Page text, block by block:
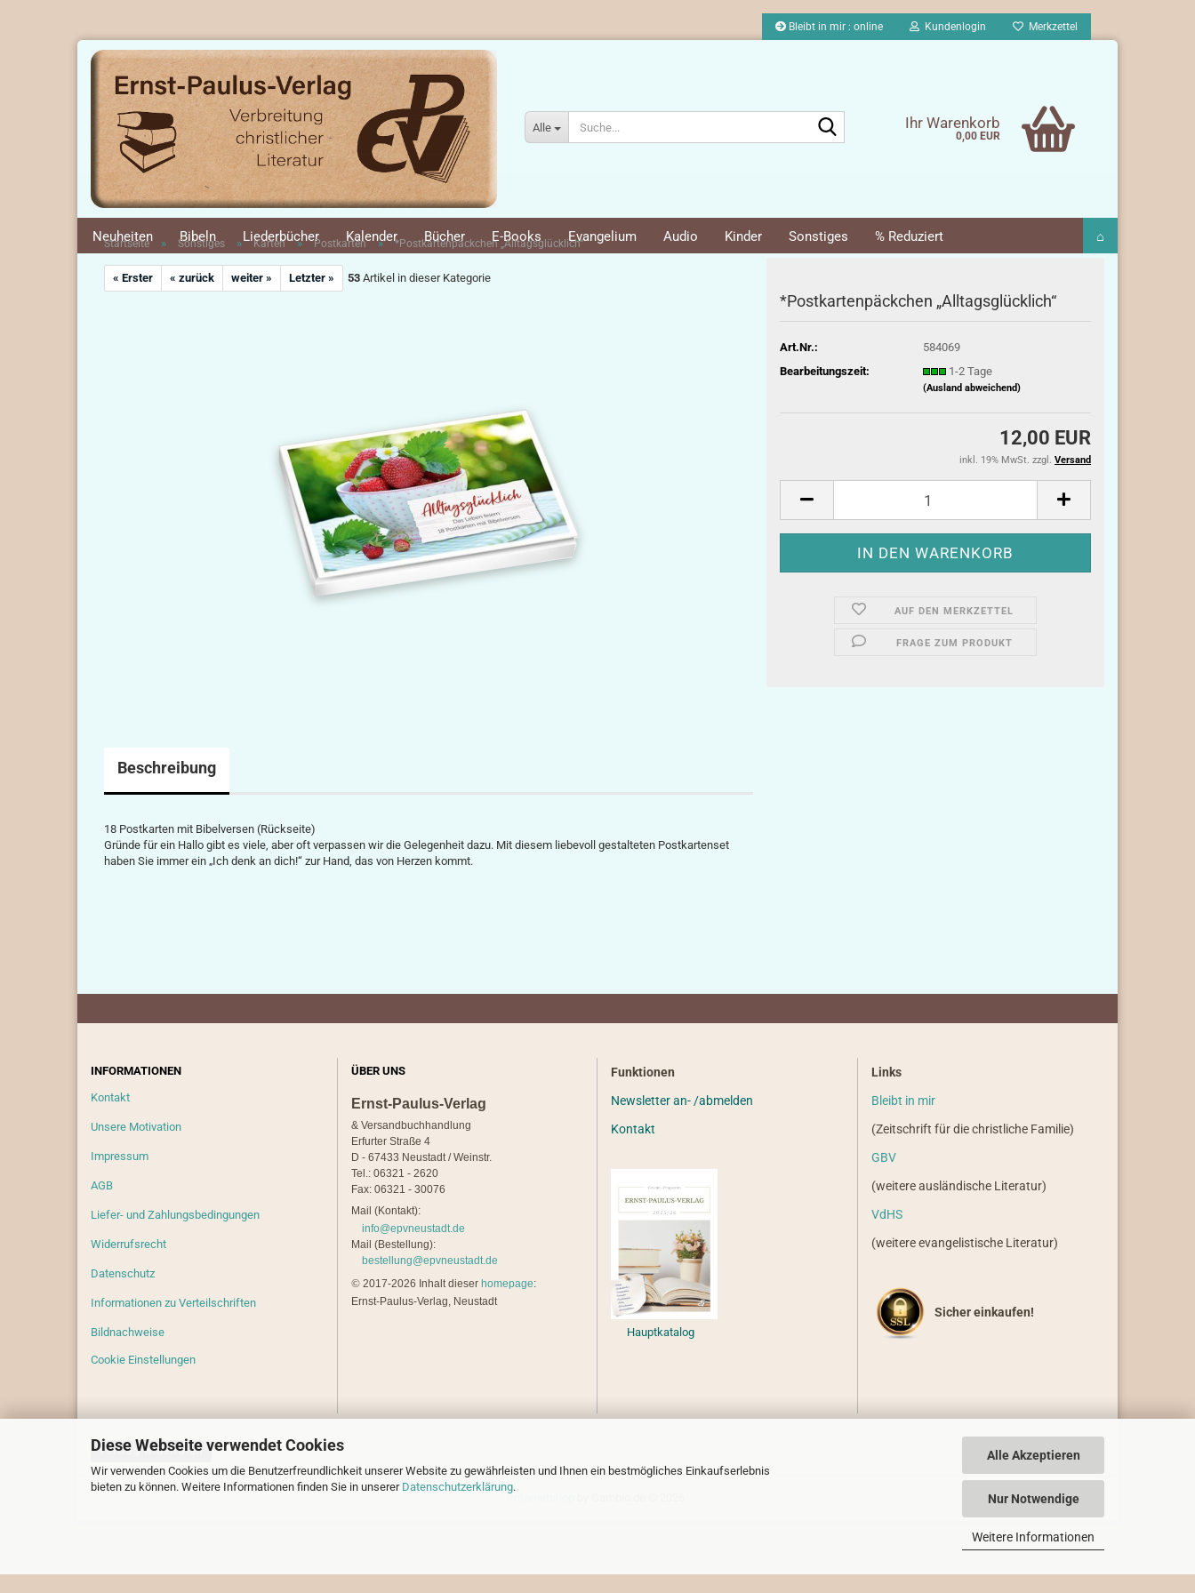
Diese Webseite verwendet Cookies
Wir verwenden Cookies um die Benutzerfreundlichkeit unserer Website zu gewährleisten und Ihnen ein bestmögliches Einkaufserlebnis
bieten zu können. Weitere Informationen finden Sie in unserer Datenschutzerklärung.
Alle Akzeptieren
Nur Notwendige
Weitere Informationen
Bleibt in mir : online Kundenlogin Merkzettel
Alle Ihr Warenkorb
0,00 EUR
Neuheiten Bibeln Liederbücher Kalender Bücher E-Books Evangelium Audio Kinder Sonstiges % Reduziert ⌂
Startseite » Sonstiges » Karten » Postkarten » *Postkartenpäckchen „Alltagsglücklich“
« Erster « zurück weiter » Letzter » 53 Artikel in dieser Kategorie
*Postkartenpäckchen „Alltagsglücklich“
Art.Nr.:
584069
Bearbeitungszeit:
1-2 Tage
(Ausland abweichend)
12,00 EUR
inkl. 19% MwSt. zzgl. Versand
AUF DEN MERKZETTEL
FRAGE ZUM PRODUKT
Beschreibung
18 Postkarten mit Bibelversen (Rückseite)
Gründe für ein Hallo gibt es viele, aber oft verpassen wir die Gelegenheit dazu. Mit diesem liebevoll gestalteten Postkartenset
haben Sie immer ein „Ich denk an dich!“ zur Hand, das von Herzen kommt.
INFORMATIONEN
Kontakt
Unsere Motivation
Impressum
AGB
Liefer- und Zahlungsbedingungen
Widerrufsrecht
Datenschutz
Informationen zu Verteilschriften
Bildnachweise
Cookie Einstellungen
ÜBER UNS
Ernst-Paulus-Verlag
& Versandbuchhandlung
Erfurter Straße 4
D - 67433 Neustadt / Weinstr.
Tel.: 06321 - 2620
Fax: 06321 - 30076
Mail (Kontakt):
info@epvneustadt.de
Mail (Bestellung):
bestellung@epvneustadt.de
© 2017-2026 Inhalt dieser homepage:
Ernst-Paulus-Verlag, Neustadt
Funktionen
Newsletter an- /abmelden
Kontakt
Hauptkatalog
Links
Bleibt in mir
(Zeitschrift für die christliche Familie)
GBV
(weitere ausländische Literatur)
VdHS
(weitere evangelistische Literatur)
Sicher einkaufen!
Vertrag widerrufen
Internetshop